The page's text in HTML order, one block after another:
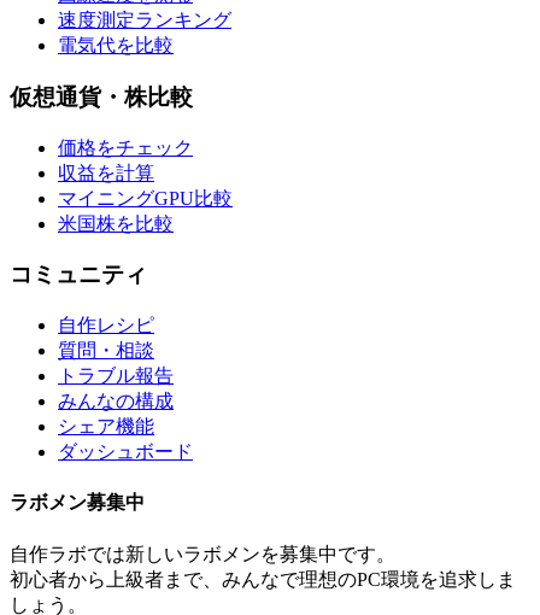
速度測定ランキング
電気代を比較
仮想通貨・株比較
価格をチェック
収益を計算
マイニングGPU比較
米国株を比較
コミュニティ
自作レシピ
質問・相談
トラブル報告
みんなの構成
シェア機能
ダッシュボード
ラボメン募集中
自作ラボでは新しいラボメンを募集中です。
初心者から上級者まで、みんなで理想のPC環境を追求しま
しょう。